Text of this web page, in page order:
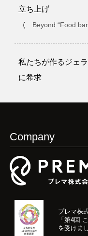
立ち上げ
（
Beyond “Food
私たちが作るジェ
に希求
Company
プレマ株
「第4回
を受けま